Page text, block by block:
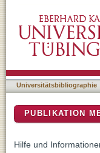
Universitätsbibliographie
PUBLIKATION
Hilfe und